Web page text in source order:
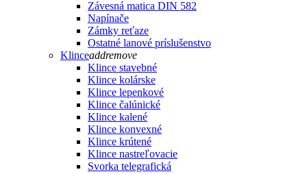
Závesná matica DIN 582
Napínače
Zámky reťaze
Ostatné lanové príslušenstvo
Klinceaddremove
Klince stavebné
Klince kolárske
Klince lepenkové
Klince čalúnické
Klince kalené
Klince konvexné
Klince krútené
Klince nastreľovacie
Svorka telegrafická